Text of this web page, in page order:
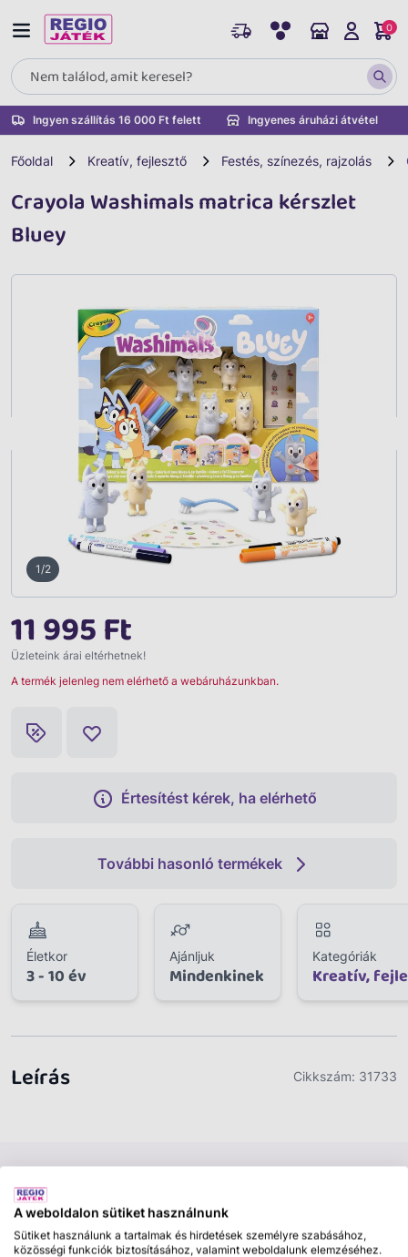
Ingyen szállítás 16 000 Ft felett Ingyenes áruházi átvétel
0
Főoldal Kreatív, fejlesztő Festés, színezés, rajzolás
Crayola Washimals matrica kérszlet
Bluey
1/2
11 995 Ft
Üzleteink árai eltérhetnek!
A termék jelenleg nem elérhető a webáruházunkban.
Értesítést kérek, ha elérhető
További hasonló termékek
Életkor
3 - 10 év
Ajánljuk
Mindenkinek
Kategóriák
Kreatív,
Leírás Cikkszám: 31733
A weboldalon sütiket használnunk
Sütiket használunk a tartalmak és hirdetések személyre szabásához,
közösségi funkciók biztosításához, valamint weboldalunk elemzéséhez.